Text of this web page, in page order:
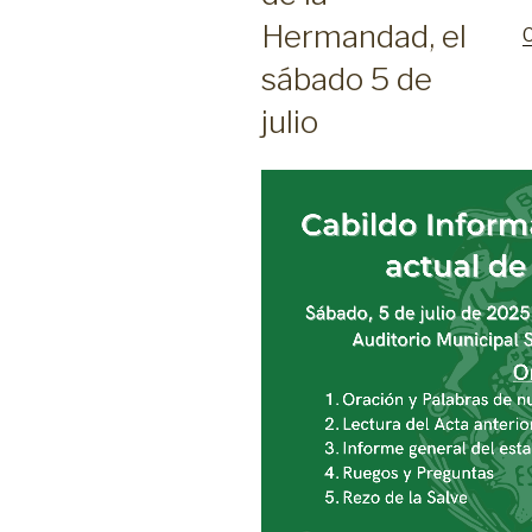
Hermandad, el
sábado 5 de
julio